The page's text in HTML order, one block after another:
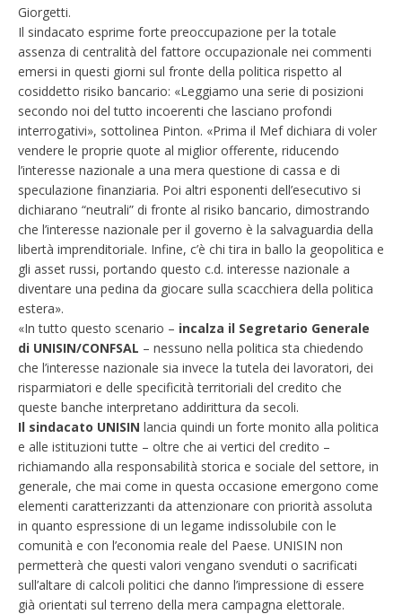
Giorgetti.
Il sindacato esprime forte preoccupazione per la totale
assenza di centralità del fattore occupazionale nei commenti
emersi in questi giorni sul fronte della politica rispetto al
cosiddetto risiko bancario: «Leggiamo una serie di posizioni
secondo noi del tutto incoerenti che lasciano profondi
interrogativi», sottolinea Pinton. «Prima il Mef dichiara di voler
vendere le proprie quote al miglior offerente, riducendo
l’interesse nazionale a una mera questione di cassa e di
speculazione finanziaria. Poi altri esponenti dell’esecutivo si
dichiarano “neutrali” di fronte al risiko bancario, dimostrando
che l’interesse nazionale per il governo è la salvaguardia della
libertà imprenditoriale. Infine, c’è chi tira in ballo la geopolitica e
gli asset russi, portando questo c.d. interesse nazionale a
diventare una pedina da giocare sulla scacchiera della politica
estera».
«In tutto questo scenario – incalza il Segretario Generale
di UNISIN/CONFSAL – nessuno nella politica sta chiedendo
che l’interesse nazionale sia invece la tutela dei lavoratori, dei
risparmiatori e delle specificità territoriali del credito che
queste banche interpretano addirittura da secoli.
Il sindacato UNISIN lancia quindi un forte monito alla politica
e alle istituzioni tutte – oltre che ai vertici del credito –
richiamando alla responsabilità storica e sociale del settore, in
generale, che mai come in questa occasione emergono come
elementi caratterizzanti da attenzionare con priorità assoluta
in quanto espressione di un legame indissolubile con le
comunità e con l’economia reale del Paese. UNISIN non
permetterà che questi valori vengano svenduti o sacrificati
sull’altare di calcoli politici che danno l’impressione di essere
già orientati sul terreno della mera campagna elettorale.